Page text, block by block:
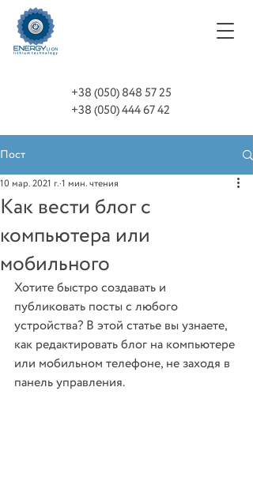
+38 (050) 848 57 25
+38 (050) 444 67 42
Пост
Как вести блог с
компьютера или
мобильного
10 мар. 2021 г. 1 мин. чтения
Хотите быстро создавать и
публиковать посты с любого
устройства? В этой статье вы узнаете,
как редактировать блог на компьютере
или мобильном телефоне, не заходя в
панель управления.